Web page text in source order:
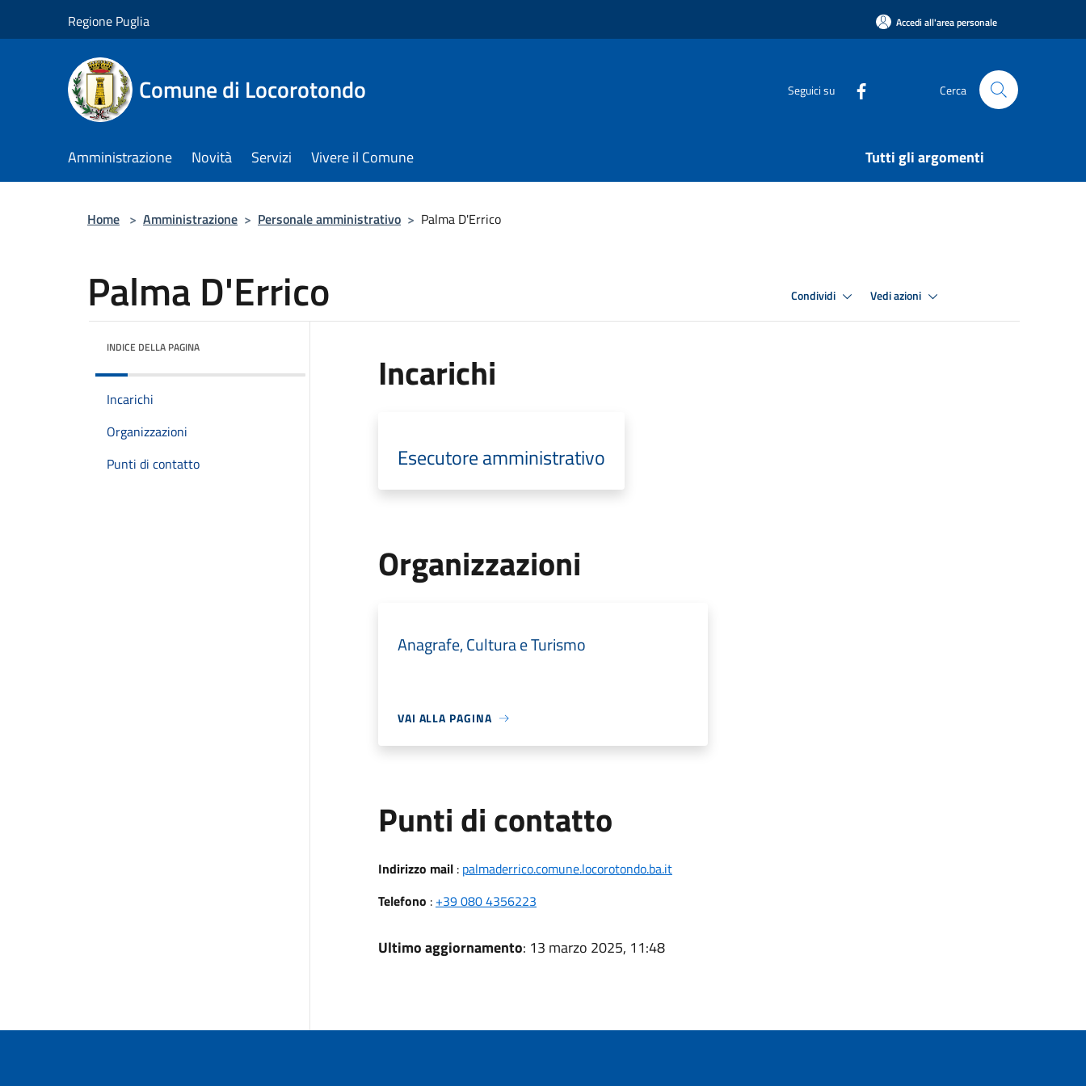
Regione Puglia Accedi all'area personale
Comune di Locorotondo Seguici su Cerca
Amministrazione Novità Servizi Vivere il Comune Tutti gli argomenti
Home > Amministrazione > Personale amministrativo > Palma D'Errico
Palma D'Errico Condividi Vedi azioni
INDICE DELLA PAGINA
Incarichi
Organizzazioni
Punti di contatto
Incarichi
Esecutore amministrativo
Organizzazioni
Anagrafe, Cultura e Turismo
VAI ALLA PAGINA
Punti di contatto
Indirizzo mail: palmaderrico.comune.locorotondo.ba.it
Telefono : +39 080 4356223
Ultimo aggiornamento: 13 marzo 2025, 11:48